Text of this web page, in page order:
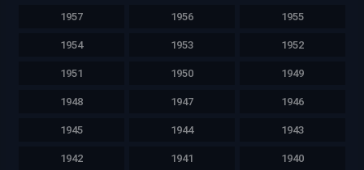
1957 1956 1955
1954 1953 1952
1951 1950 1949
1948 1947 1946
1945 1944 1943
1942 1941 1940